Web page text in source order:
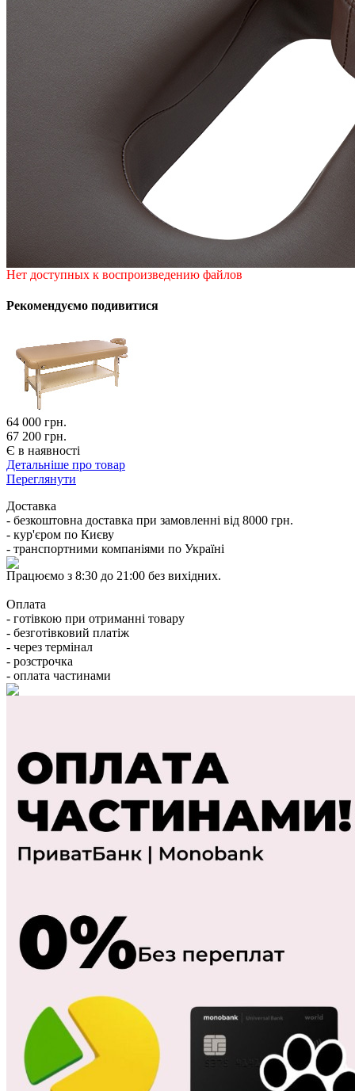
Нет доступных к воспроизведению файлов
Рекомендуємо подивитися
64 000 грн.
67 200 грн.
Є в наявності
Детальніше про товар
Переглянути
Доставка
- безкоштовна доставка при замовленні від 8000 грн.
- кур'єром по Києву
- транспортними компаніями по Україні
Працюємо з 8:30 до 21:00 без вихідних.
Оплата
- готівкою при отриманні товару
- безготівковий платіж
- через термінал
- розстрочка
- оплата частинами